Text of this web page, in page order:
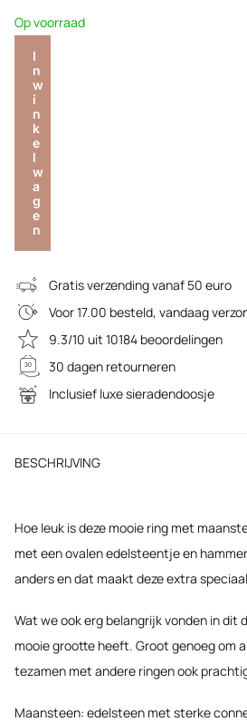
Op voorraad
I
n
w
i
n
k
e
l
w
a
g
e
n
Gratis verzending vanaf 50 euro
Voor 17.00 besteld, vandaag
9.3/10 uit 10184 beoordelingen
30 dagen retourneren
Inclusief luxe sieradendoosje
BESCHRIJVING
Hoe leuk is deze mooie ring met
met een ovalen edelsteentje en
anders en dat maakt deze extra
Wat we ook erg belangrijk vonden in dit
mooie grootte heeft. Groot genoeg om
tezamen met andere ringen ook
Maansteen: edelsteen met sterke